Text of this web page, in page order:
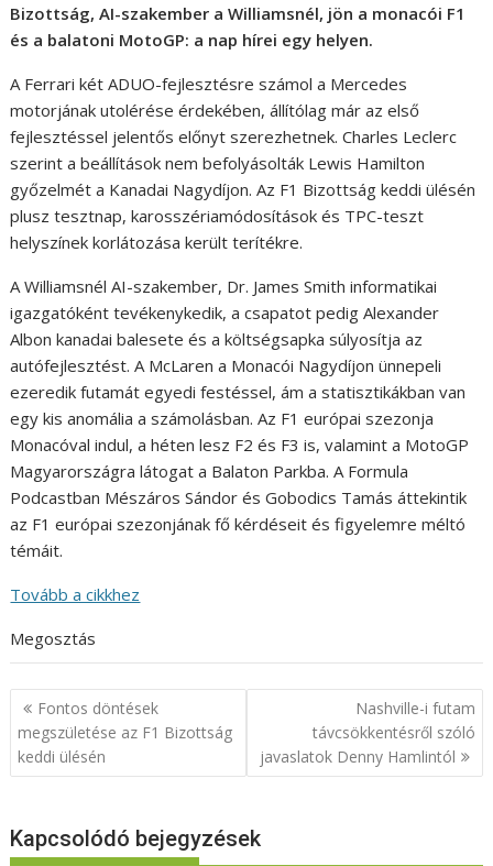
Bizottság, AI-szakember a Williamsnél, jön a monacói F1
és a balatoni MotoGP: a nap hírei egy helyen.
A Ferrari két ADUO-fejlesztésre számol a Mercedes
motorjának utolérése érdekében, állítólag már az első
fejlesztéssel jelentős előnyt szerezhetnek. Charles Leclerc
szerint a beállítások nem befolyásolták Lewis Hamilton
győzelmét a Kanadai Nagydíjon. Az F1 Bizottság keddi ülésén
plusz tesztnap, karosszériamódosítások és TPC-teszt
helyszínek korlátozása került terítékre.
A Williamsnél AI-szakember, Dr. James Smith informatikai
igazgatóként tevékenykedik, a csapatot pedig Alexander
Albon kanadai balesete és a költségsapka súlyosítja az
autófejlesztést. A McLaren a Monacói Nagydíjon ünnepeli
ezeredik futamát egyedi festéssel, ám a statisztikákban van
egy kis anomália a számolásban. Az F1 európai szezonja
Monacóval indul, a héten lesz F2 és F3 is, valamint a MotoGP
Magyarországra látogat a Balaton Parkba. A Formula
Podcastban Mészáros Sándor és Gobodics Tamás áttekintik
az F1 európai szezonjának fő kérdéseit és figyelemre méltó
témáit.
Tovább a cikkhez
Megosztás
Bejegyzés
navigáció
Fontos döntések
megszületése az F1 Bizottság
keddi ülésén
Nashville-i futam
távcsökkentésről szóló
javaslatok Denny Hamlintól
Kapcsolódó bejegyzések